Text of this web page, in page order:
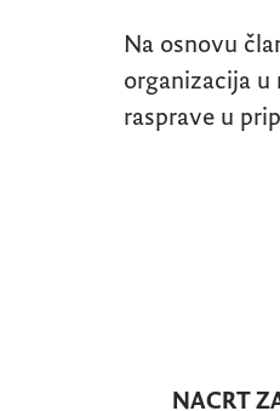
Na osnovu
organizacija u
rasprave u
daje
NACRT